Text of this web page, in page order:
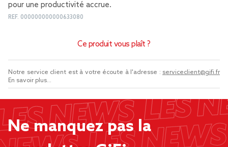
pour une productivité accrue.
REF. 000000000000633080
Ce produit vous plaît ?
Notre service client est à votre écoute à l'adresse : serviceclient@gifi.fr
En savoir plus...
Ne manquez pas la